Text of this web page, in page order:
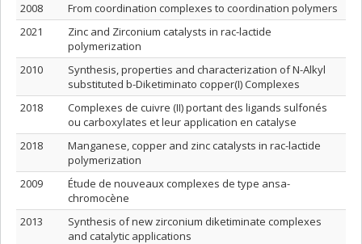
2008
From coordination complexes to coordination polymers
2021
Zinc and Zirconium catalysts in rac-lactide
polymerization
2010
Synthesis, properties and characterization of N-Alkyl
substituted b-Diketiminato copper(I) Complexes
2018
Complexes de cuivre (II) portant des ligands sulfonés
ou carboxylates et leur application en catalyse
2018
Manganese, copper and zinc catalysts in rac-lactide
polymerization
2009
Étude de nouveaux complexes de type ansa-
chromocène
2013
Synthesis of new zirconium diketiminate complexes
and catalytic applications